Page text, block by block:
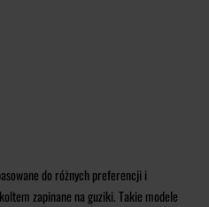
do różnych preferencji i
zapinane na guziki. Takie modele